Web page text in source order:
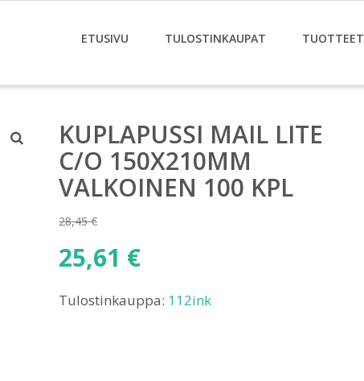
ETUSIVU TULOSTINKAUPAT TUOTTEET
KUPLAPUSSI MAIL LITE
C/O 150X210MM
VALKOINEN 100 KPL
28,45€
Alkuperäinen
hinta
28,45 €.
25,61 €
hinta
Tulostinkauppa: 112ink